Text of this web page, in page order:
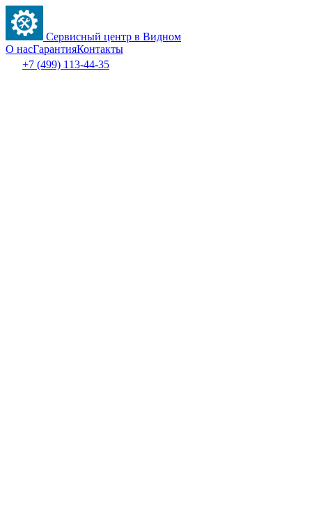
Сервисный центр в Видном
О насГарантияКонтакты
+7 (499) 113-44-35